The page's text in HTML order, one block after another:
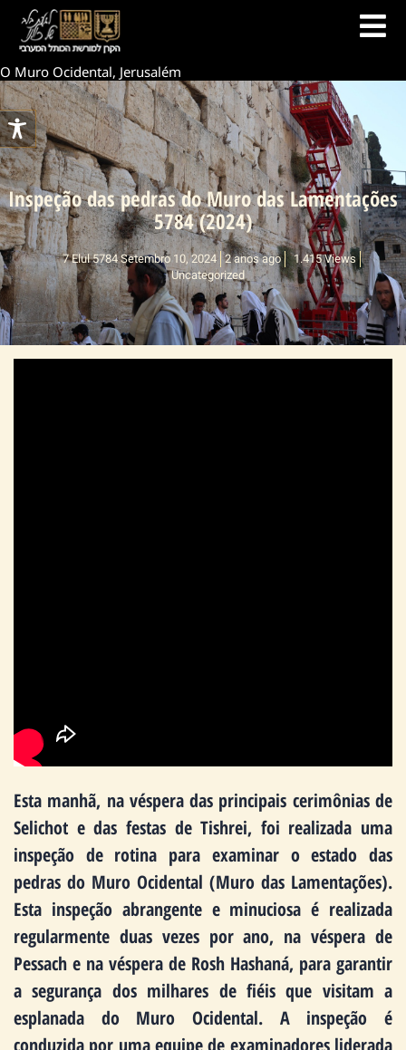
O Muro Ocidental, Jerusalém
Inspeção das pedras do Muro das Lamentações
5784 (2024)
7 Elul 5784 Setembro 10, 2024 2 anos ago
1.415 Views
Uncategorized
Esta manhã, na véspera das principais cerimônias de
Selichot e das festas de Tishrei, foi realizada uma
inspeção de rotina para examinar o estado das
pedras do Muro Ocidental (Muro das Lamentações).
Esta inspeção abrangente e minuciosa é realizada
regularmente duas vezes por ano, na véspera de
Pessach e na véspera de Rosh Hashaná, para garantir
a segurança dos milhares de fiéis que visitam a
esplanada do Muro Ocidental. A inspeção é
conduzida por uma equipe de examinadores liderada